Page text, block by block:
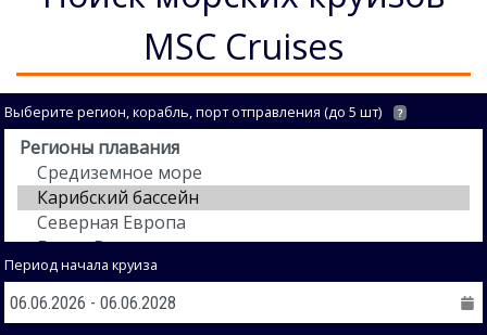
MSC Cruises
Выберите регион, корабль, порт отправления (до 5 шт) ?
Период начала круиза